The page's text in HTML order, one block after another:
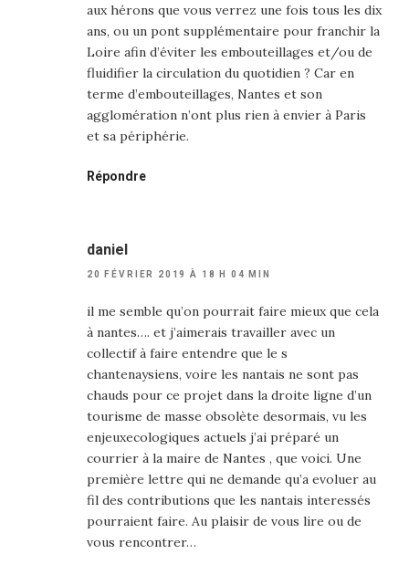
aux hérons que vous verrez une fois tous les dix
ans, ou un pont supplémentaire pour franchir la
Loire afin d’éviter les embouteillages et/ou de
fluidifier la circulation du quotidien ? Car en
terme d’embouteillages, Nantes et son
agglomération n’ont plus rien à envier à Paris
et sa périphérie.
Répondre
daniel
20 FÉVRIER 2019 À 18 H 04 MIN
il me semble qu’on pourrait faire mieux que cela
à nantes…. et j’aimerais travailler avec un
collectif à faire entendre que le s
chantenaysiens, voire les nantais ne sont pas
chauds pour ce projet dans la droite ligne d’un
tourisme de masse obsolète desormais, vu les
enjeuxecologiques actuels j’ai préparé un
courrier à la maire de Nantes , que voici. Une
première lettre qui ne demande qu’a evoluer au
fil des contributions que les nantais interessés
pourraient faire. Au plaisir de vous lire ou de
vous rencontrer…